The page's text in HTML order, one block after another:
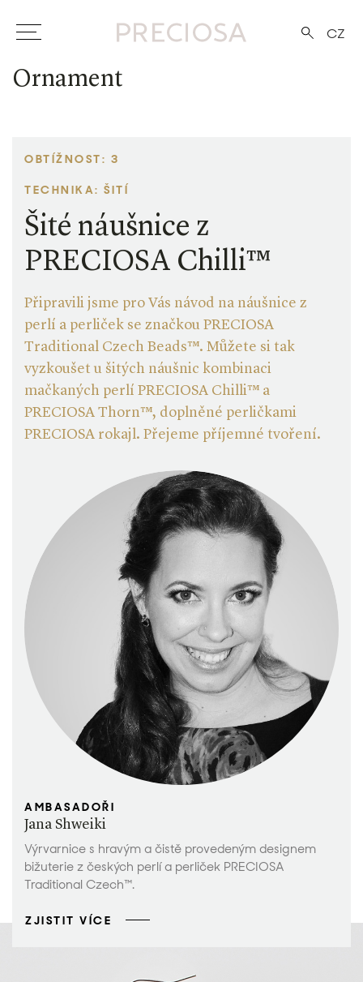
CZ
Ornament
OBTÍŽNOST: 3
TECHNIKA: ŠITÍ
Šité náušnice z
PRECIOSA Chilli™
Připravili jsme pro Vás návod na náušnice z
perlí a perliček se značkou PRECIOSA
Traditional Czech Beads™. Můžete si tak
vyzkoušet u šitých náušnic kombinaci
mačkaných perlí PRECIOSA Chilli™ a
PRECIOSA Thorn™, doplněné perličkami
PRECIOSA rokajl. Přejeme příjemné tvoření.
AMBASADOŘI
Jana Shweiki
Výrvarnice s hravým a čistě provedeným designem
bižuterie z českých perlí a perliček PRECIOSA
Traditional Czech™.
ZJISTIT VÍCE